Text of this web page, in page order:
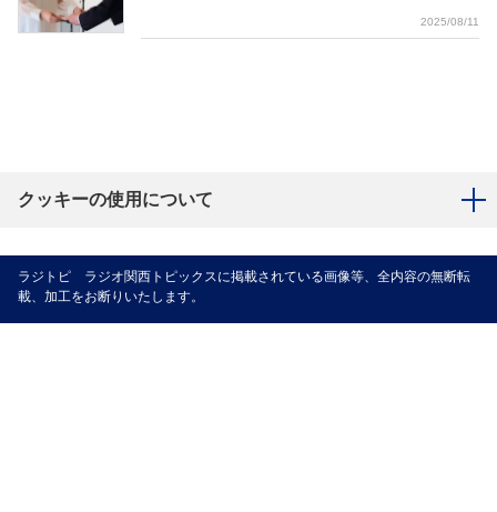
2025/08/11
クッキーの使用について
ラジトピ ラジオ関西トピックスに掲載されている画像等、全内容の無断転
載、加工をお断りいたします。